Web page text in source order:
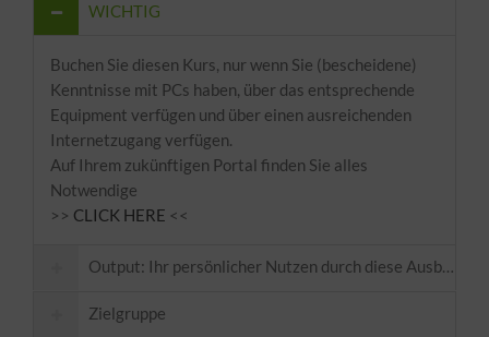
WICHTIG
Buchen Sie diesen Kurs, nur wenn Sie (bescheidene)
Kenntnisse mit PCs haben, über das entsprechende
Equipment verfügen und über einen ausreichenden
Internetzugang verfügen.
Auf Ihrem zukünftigen Portal finden Sie alles
Notwendige
>> CLICK HERE <<
Output: Ihr persönlicher Nutzen durch diese Ausbildung
Zielgruppe